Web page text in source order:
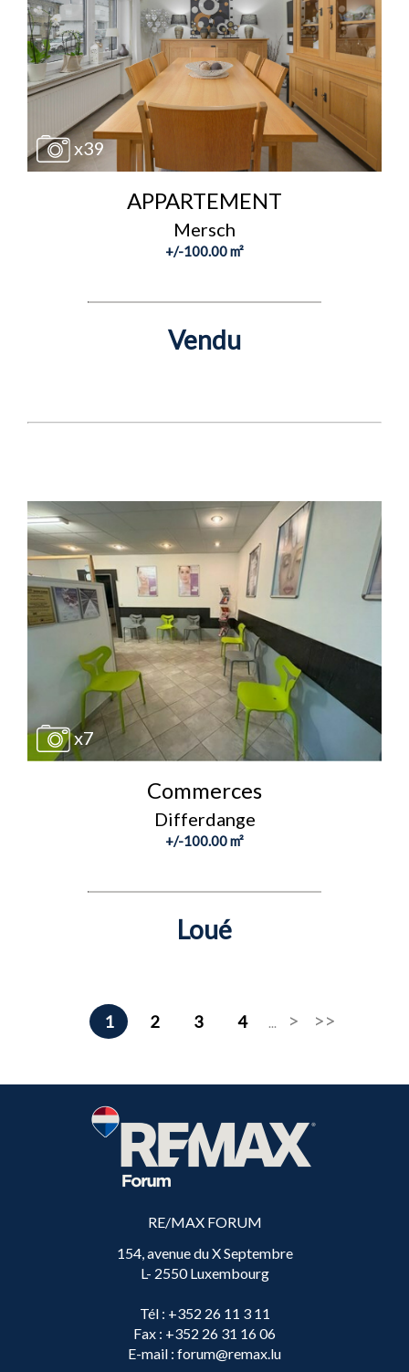
x39
APPARTEMENT
Mersch
+/-100.00 m²
Vendu
x7
Commerces
Differdange
+/-100.00 m²
Loué
1 2 3 4 ...
RE/MAX FORUM
154, avenue du X Septembre
L- 2550 Luxembourg
Tél: +352 26 11 3 11
Fax : +352 26 31 16 06
E-mail : forum@remax.lu